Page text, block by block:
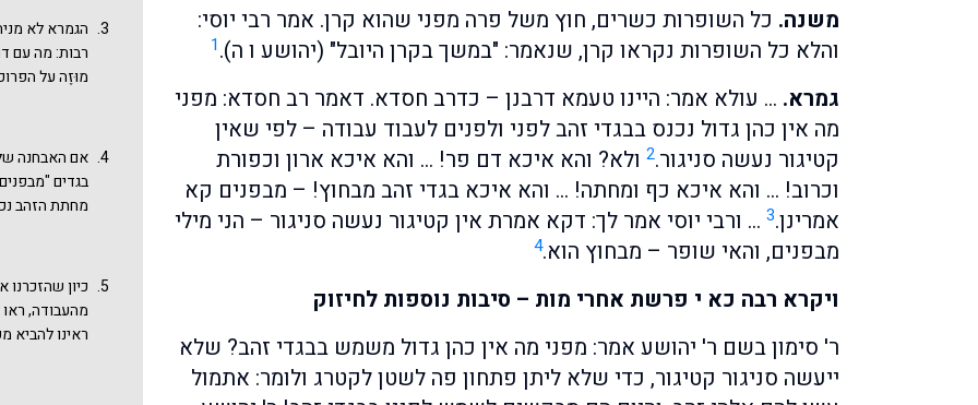
משנה. כל השופרות כשרים, חוץ משל פרה מפני שהוא קרן. אמר רבי יוסי:
והלא כל השופרות נקראו קרן, שנאמר: "במשך בקרן היובל" (יהושע ו ה).1
גמרא. … עולא אמר: היינו טעמא דרבנן – כדרב חסדא. דאמר רב חסדא: מפני
מה אין כהן גדול נכנס בבגדי זהב לפני ולפנים לעבוד עבודה – לפי שאין
קטיגור נעשה סניגור.2 ולא? והא איכא דם פר! … והא איכא ארון וכפורת
וכרוב! … והא איכא כף ומחתה! … והא איכא בגדי זהב מבחוץ! – מבפנים קא
אמרינן.3 … ורבי יוסי אמר לך: דקא אמרת אין קטיגור נעשה סניגור – הני מילי
מבפנים, והאי שופר – מבחוץ הוא.4
ויקרא רבה כא י פרשת אחרי מות – סיבות נוספות לחיזוק
ר' סימון בשם ר' יהושע אמר: מפני מה אין כהן גדול משמש בבגדי זהב? שלא
ייעשה סניגור קטיגור, כדי שלא ליתן פתחון פה לשטן לקטרג ולומר: אתמול
הגמרא לא
רבות: מה עם
מוּזֶה על
יש לגמרא
חולשת הכלל
בקודש פנימה
אם האבחנה של
בגדים
מחתת הזהב
ששופר של
מצופה כסף).
העגל,
כיון
מהעבודה,
ראינו להביא